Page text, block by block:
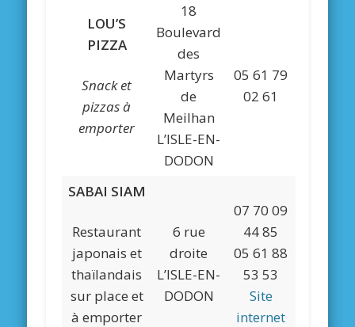
LOU’S
PIZZA
Snack et
pizzas à
emporter
18
Boulevard
des
Martyrs
de
Meilhan
L’ISLE-EN-
DODON
05 61 79
02 61
SABAI SIAM
Restaurant
japonais et
thaïlandais
sur place et
à emporter
6 rue
droite
L’ISLE-EN-
DODON
07 70 09
44 85
05 61 88
53 53
Site
internet